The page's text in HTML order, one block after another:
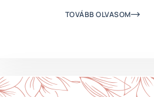
TOVÁBB OLVASOM